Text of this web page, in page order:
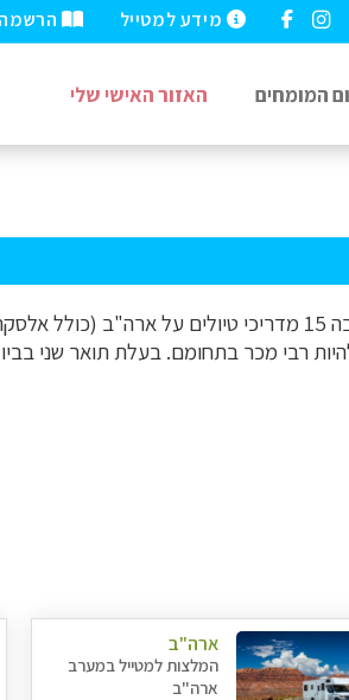
הרשמה מידע למטייל
המומחים האזור האישי שלי
נטע דגני, התגוררה בארצות הברית שנים רבות. כתבה 15 מדריכי טיולים
רבי מכר בתחומם. בעלת תואר שני
ארה"ב
המלצות למטייל במערב
ארה"ב